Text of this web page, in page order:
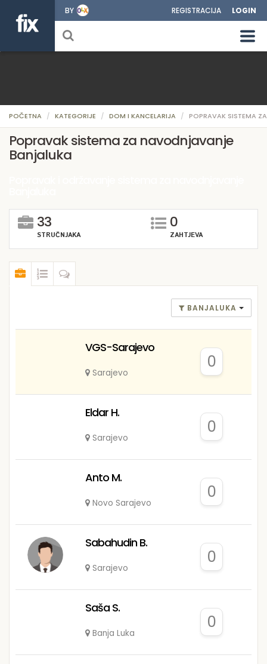
BY REGISTRACIJA LOGIN
POČETNA KATEGORIJE DOM I KANCELARIJA POPRAVAK SISTEMA
Popravak sistema za navodnjavanje
Banjaluka
33
STRUČNJAKA
0
ZAHTJEVA
BANJALUKA
VGS-Sarajevo
Sarajevo
0
Eldar H.
Sarajevo
0
Anto M.
Novo Sarajevo
0
Sabahudin B.
Sarajevo
0
Saša S.
Banja Luka
0